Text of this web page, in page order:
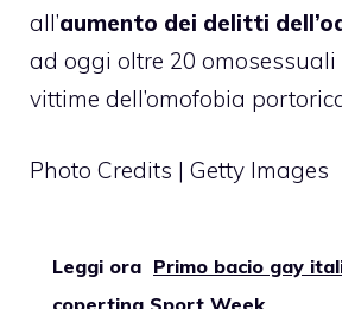
all’aumento dei delitti
ad oggi oltre 20
vittime dell’omofobia
Photo Credits | Getty Images
Leggi ora Primo bacio gay
copertina Sport Week